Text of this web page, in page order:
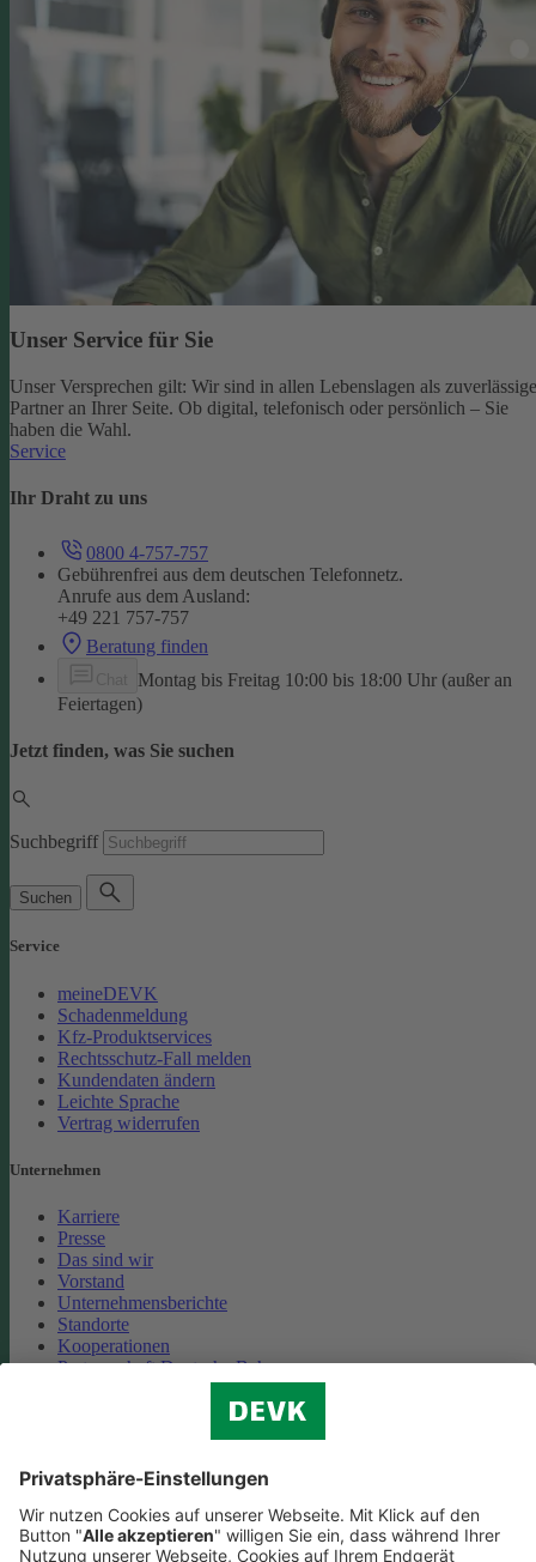
Unser Service für Sie
Unser Versprechen gilt: Wir sind in allen Lebenslagen als
Partner an Ihrer Seite. Ob digital, telefonisch oder persönlich – Sie
haben die Wahl.
Service
Ihr Draht zu uns
0800 4-757-757
Gebührenfrei aus dem deutschen Telefonnetz.
Anrufe aus dem Ausland:
+49 221 757-757
Beratung finden
Montag bis Freitag 10:00 bis 18:00 Uhr (außer an
Feiertagen)
Jetzt finden, was Sie suchen
Suchbegriff
Suchen
Service
meineDEVK
Schadenmeldung
Kfz-Produktservices
Rechtsschutz-Fall melden
Kundendaten ändern
Leichte Sprache
Vertrag widerrufen
Unternehmen
Karriere
Presse
Das sind wir
Vorstand
Unternehmensberichte
Standorte
Kooperationen
Partnerschaft Deutsche Bahn